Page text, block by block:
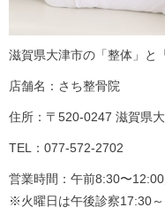
滋賀県大津市の「整体」と
店舗名：さち整骨院
住所：〒520-0247 滋賀県
TEL：077-572-2702
営業時間：午前8:30〜
※火曜日は午後診察17:30